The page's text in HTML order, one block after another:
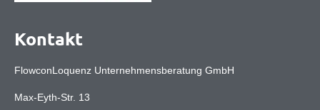
Kontakt
FlowconLoquenz Unternehmensberatung GmbH
Max-Eyth-Str. 13